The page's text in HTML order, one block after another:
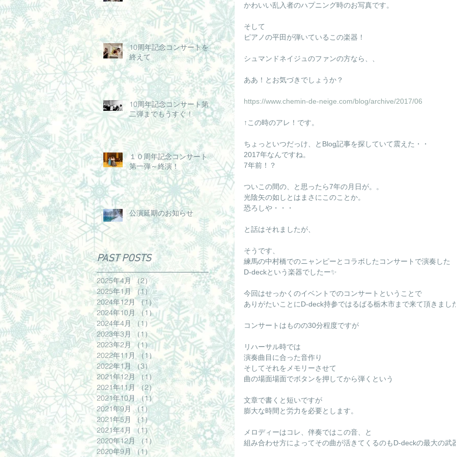
10周年記念コンサートを
終えて
10周年記念コンサート第
二弾までもうすぐ！
１０周年記念コンサート～
第一弾～終演！
公演延期のお知らせ
PAST POSTS
2025年4月 （2）2件の記事
2025年1月 （1）1件の記事
2024年12月 （1）1件の記事
2024年10月 （1）1件の記事
2024年4月
（1）1件の記事
2023年3月
（1）1件の記事
2023年2月
（1）1件の記事
2022年11月 （1）
1件の記事
2022年1月
（3）
3件の記事
2021年12月 （1）
1件の記事
2021年11月 （2）2件の記事
2021年10月 （1）1件の記事
2021年9月 （1）
1件の記事
2021年5月
（1） 1件の記事
2021年4月 （1）1件の記事
2020年12月
（1）
1件の記事
2020年9月 （1） 1件の記事
かわいい乱入者のハプニング時のお写真です。
そして
ピアノの平田が弾いているこの楽器！
シュマンドネイジュのファンの方なら、、
ああ！とお気づきでしょうか？
https://www.chemin-de-neige.com/blog/archive/2017/06
↑この時のアレ！です。
ちょっといつだっけ、とBlog記事を探していて震えた・・
2017年なんですね。
7年前！？
ついこの間の、と思ったら7年の月日が。。
光陰矢の如しとはまさにこのことか。
恐ろしや・・・
と話はそれましたが、
そうです、
練馬の中村橋でのニャンピーとコラボしたコンサートで演奏した
D-deckという楽器でしたー✨
今回はせっかくのイベントでのコンサートということで
ありがたいことにD-deck持参ではるばる栃木市まで来て頂きまし
コンサートはものの30分程度ですが
リハーサル時では
演奏曲目に合った音作り
そしてそれをメモリーさせて
曲の場面場面でボタンを押してから弾くという
文章で書くと短いですが
膨大な時間と労力を必要とします。
メロディーはコレ、伴奏ではこの音、と
組み合わせ方によってその曲が活きてくるのもD-deckの最大の武